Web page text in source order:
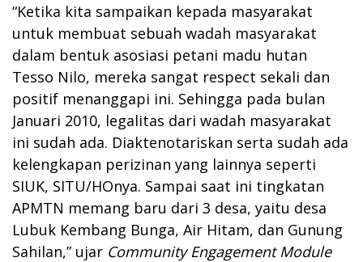
“Ketika kita sampaikan kepada masyarakat
untuk membuat sebuah wadah masyarakat
dalam bentuk asosiasi petani madu hutan
Tesso Nilo, mereka sangat respect sekali dan
positif menanggapi ini. Sehingga pada bulan
Januari 2010, legalitas dari wadah masyarakat
ini sudah ada. Diaktenotariskan serta sudah ada
kelengkapan perizinan yang lainnya seperti
SIUK, SITU/HOnya. Sampai saat ini tingkatan
APMTN memang baru dari 3 desa, yaitu desa
Lubuk Kembang Bunga, Air Hitam, dan Gunung
Sahilan,” ujar Community Engagement Module